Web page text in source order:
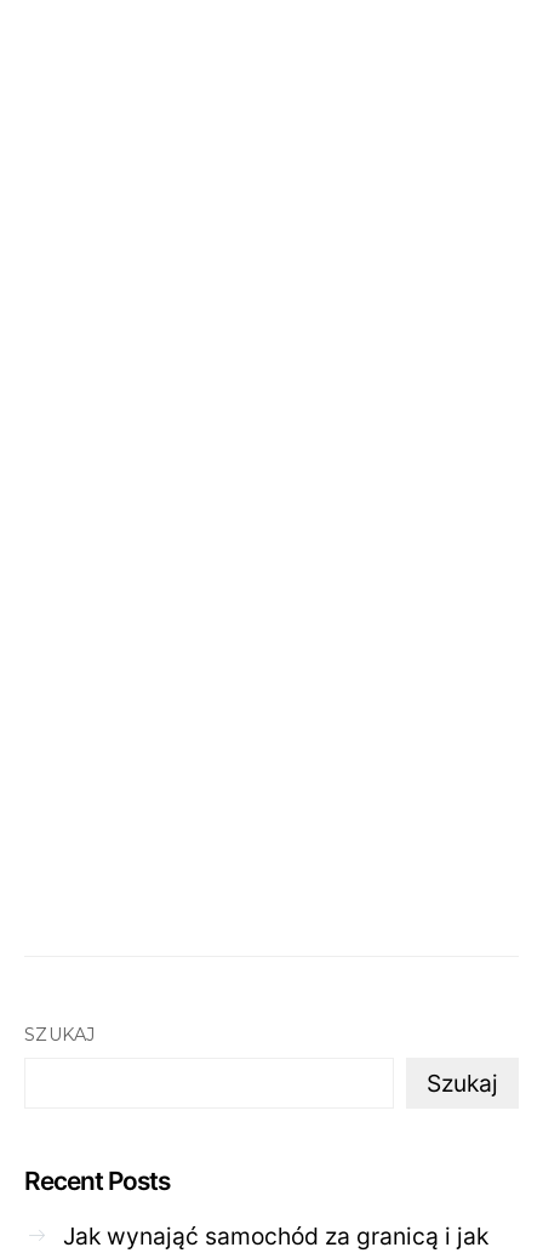
SZUKAJ
Szukaj
Recent Posts
Jak wynająć samochód za granicą i jak